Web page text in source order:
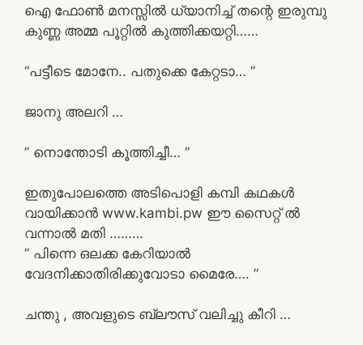
ഐ ഫോൺ മനസ്സിൽ ധ്യാനിച്ച് തന്റെ ഇരുമ്പു
കുണ്ണ അമ്മ പൂറ്റിൽ കുത്തിക്കയറ്റി……
“പട്ടീടെ മോനേ.. പതുക്കെ കേറ്റടാ… ”
ജാനു അലറി …
” നൊന്തോടി കൂത്തിച്ചീ… ”
ഇതുപോലത്തെ അടിപൊളി കമ്പി കഥകൾ
വായിക്കാൻ www.kambi.pw ഈ സൈറ്റ് ൽ
വന്നാൽ മതി ………
” പിന്നെ ഒലക്ക കേറിയാൽ
വേദനിക്കാതിരിക്കുവോടാ മൈരേ…. ”
ചന്തു , അവളുടെ ബ്ലൗസ് വലിച്ചു കീറി …